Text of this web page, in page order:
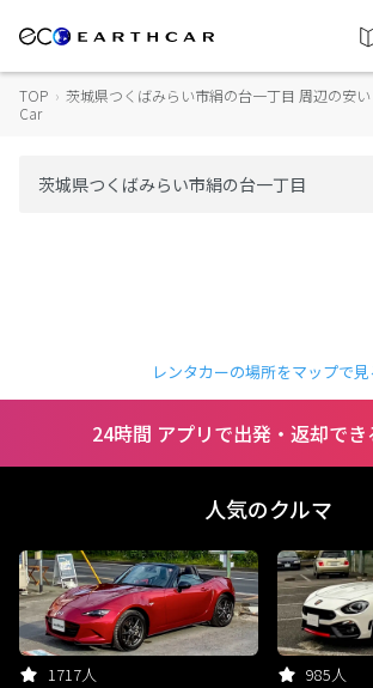
TOP › 茨城県つくばみらい市絹の台一丁目 周辺の安
Car
レンタカーの場所をマップで見
24時間 アプリで出発・返却でき
人気のクルマ
1717人 985人